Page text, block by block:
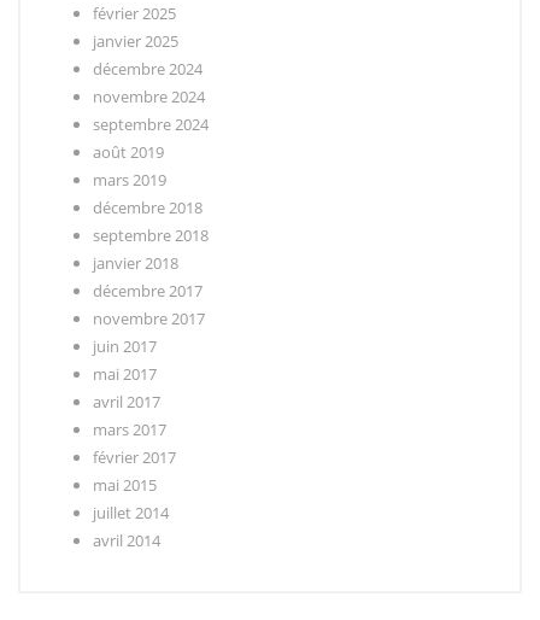
février 2025
janvier 2025
décembre 2024
novembre 2024
septembre 2024
août 2019
mars 2019
décembre 2018
septembre 2018
janvier 2018
décembre 2017
novembre 2017
juin 2017
mai 2017
avril 2017
mars 2017
février 2017
mai 2015
juillet 2014
avril 2014